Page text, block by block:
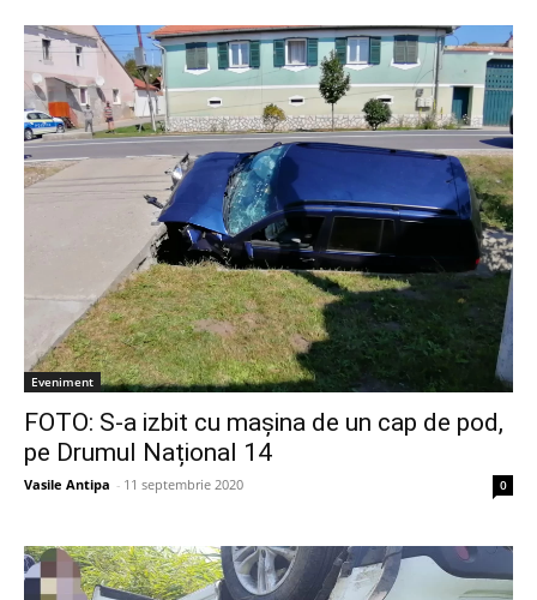
Eveniment
FOTO: S-a izbit cu mașina de un cap de pod,
pe Drumul Național 14
Vasile Antipa - 11 septembrie 2020 0